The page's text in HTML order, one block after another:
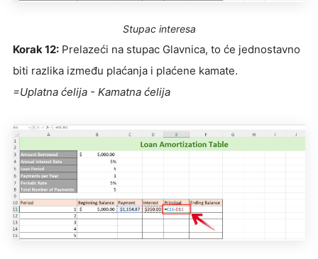
Stupac interesa
Korak 12: Prelazeći na stupac Glavnica, to će jednostavno
biti razlika između plaćanja i plaćene kamate.
=Uplatna ćelija - Kamatna ćelija